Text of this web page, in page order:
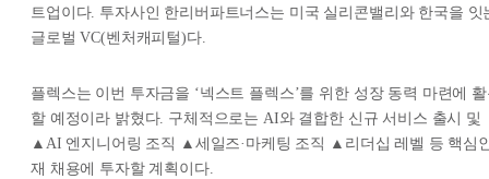
트업이다. 투자사인 한리버파트너스는 미국 실리콘밸리와 한국을 잇
글로벌 VC(벤처캐피털)다.
플렉스는 이번 투자금을 ‘넥스트 플렉스’를 위한 성장 동력 마련에
할 예정이라 밝혔다. 구체적으로는 AI와 결합한 신규 서비스 출시 및
▲AI 엔지니어링 조직 ▲세일즈·마케팅 조직 ▲리더십 레벨 등 핵심
재 채용에 투자할 계획이다.